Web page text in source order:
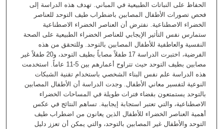
الحفاظ على النباتات الطبيعية في المباني. تهدف هذه الدراسة إلى
فحص تصورات الأطفال المصابين باضطراب طيف التوحد للعناصر
الخضراء الاصطناعية. نفترض أن العناصر الخضراء الاصطناعية
ستمارس نفس التأثير الإيجابي للعناصر الخضراء الطبيعية على الصحة
النفسية والعاطفية للأطفال المصابين بالتوحد. وللتحقق من هذه
الفرضية، اختبرت الدراسة 17 طفلاً مصاباً بطيف التوحد، و20 طفلاً غير
مصابين بطيف التوحد حيث تتراوح أعمارهم بين 5-11 عاماً. استخدمت
هذه الدراسة علم نفس البناء الشخصي باستخدام تقنية الشبكات
النوعية لتفسير معاني الأطفال. وجدت الدراسة أن الأطفال المصابين
بالتوحد يستمتعون بقضاء فترات طويلة في المساحات الخضراء
الاصطناعية، والتي تعتبر استجابة إيجابية. تساهم النتائج في عكس
أهمية العناصر الخضراء للأطفال الذين يعانون من اضطراب طيف
التوحد والأطفال غير المصابين بالتوحد، والتي يمكن أن تعزز دليل